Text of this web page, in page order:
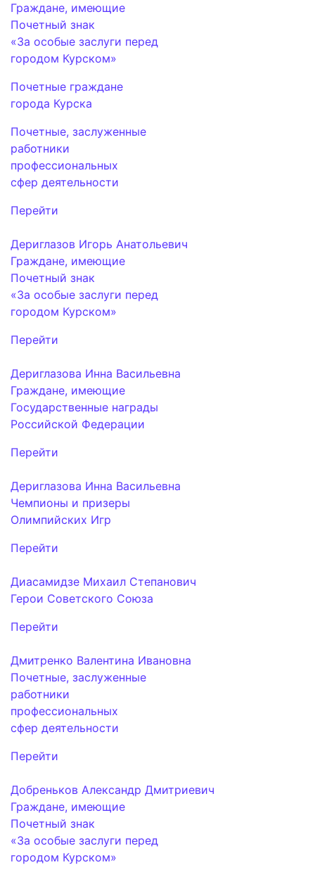
Граждане, имеющие
Почетный знак
«За особые заслуги перед
городом Курском»
Почетные граждане
города Курска
Почетные, заслуженные
работники
профессиональных
сфер деятельности
Перейти
Дериглазов Игорь Анатольевич
Граждане, имеющие
Почетный знак
«За особые заслуги перед
городом Курском»
Перейти
Дериглазова Инна Васильевна
Граждане, имеющие
Государственные награды
Российской Федерации
Перейти
Дериглазова Инна Васильевна
Чемпионы и призеры
Олимпийских Игр
Перейти
Диасамидзе Михаил Степанович
Герои Советского Союза
Перейти
Дмитренко Валентина Ивановна
Почетные, заслуженные
работники
профессиональных
сфер деятельности
Перейти
Добреньков Александр Дмитриевич
Граждане, имеющие
Почетный знак
«За особые заслуги перед
городом Курском»